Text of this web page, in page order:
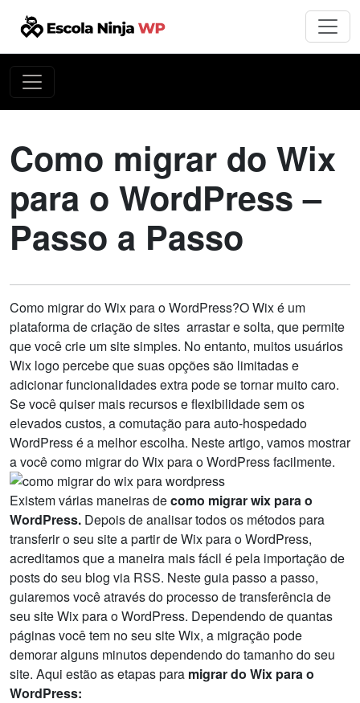
Como migrar do Wix
para o WordPress –
Passo a Passo
Como migrar do Wix para o WordPress?O Wix é um
plataforma de criação de sites arrastar e solta, que permite
que você crie um site simples. No entanto, muitos usuários
Wix logo percebe que suas opções são limitadas e
adicionar funcionalidades extra pode se tornar muito caro.
Se você quiser mais recursos e flexibilidade sem os
elevados custos, a comutação para auto-hospedado
WordPress é a melhor escolha. Neste artigo, vamos mostrar
a você como migrar do Wix para o WordPress facilmente.
Existem várias maneiras decomo migrar wix para o
WordPress. Depois de analisar todos os métodos para
transferir o seu site a partir de Wix para o WordPress,
acreditamos que a maneira mais fácil é pela importação de
posts do seu blog via RSS. Neste guia passo a passo,
guiaremos você através do processo de transferência de
seu site Wix para o WordPress. Dependendo de quantas
páginas você tem no seu site Wix, a migração pode
demorar alguns minutos dependendo do tamanho do seu
site. Aqui estão as etapas para migrar do Wix para o
WordPress: